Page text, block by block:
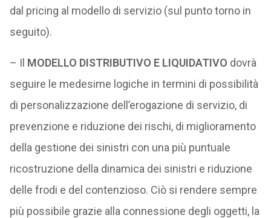
dal pricing al modello di servizio (sul punto torno in
seguito).
– Il MODELLO DISTRIBUTIVO E LIQUIDATIVO dovrà
seguire le medesime logiche in termini di possibilità
di personalizzazione dell’erogazione di servizio, di
prevenzione e riduzione dei rischi, di miglioramento
della gestione dei sinistri con una più puntuale
ricostruzione della dinamica dei sinistri e riduzione
delle frodi e del contenzioso. Ciò si rendere sempre
più possibile grazie alla connessione degli oggetti, la